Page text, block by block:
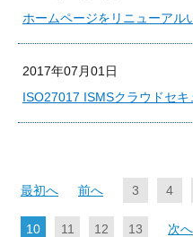
ホームページをリニューアル
2017年07月01日
ISO27017 ISMSクラウドセ
最初へ 前へ 3 4
10 11 12 13 次へ